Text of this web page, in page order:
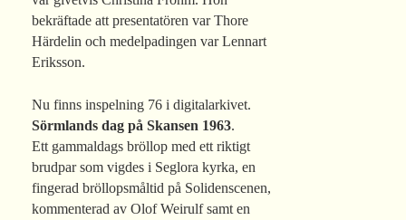
bekräftade att presentatören var Thore
Härdelin och medelpadingen var Lennart
Eriksson.
Nu finns inspelning 76 i digitalarkivet.
Sörmlands dag på Skansen 1963.
Ett gammaldags bröllop med ett riktigt
brudpar som vigdes i Seglora kyrka, en
fingerad bröllopsmåltid på Solidenscenen,
kommenterad av Olof Weirulf samt en